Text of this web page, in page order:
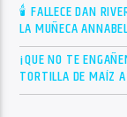
🕯 FALLECE DAN
LA MUÑECA
¡QUE NO TE
TORTILLA DE MAÍZ